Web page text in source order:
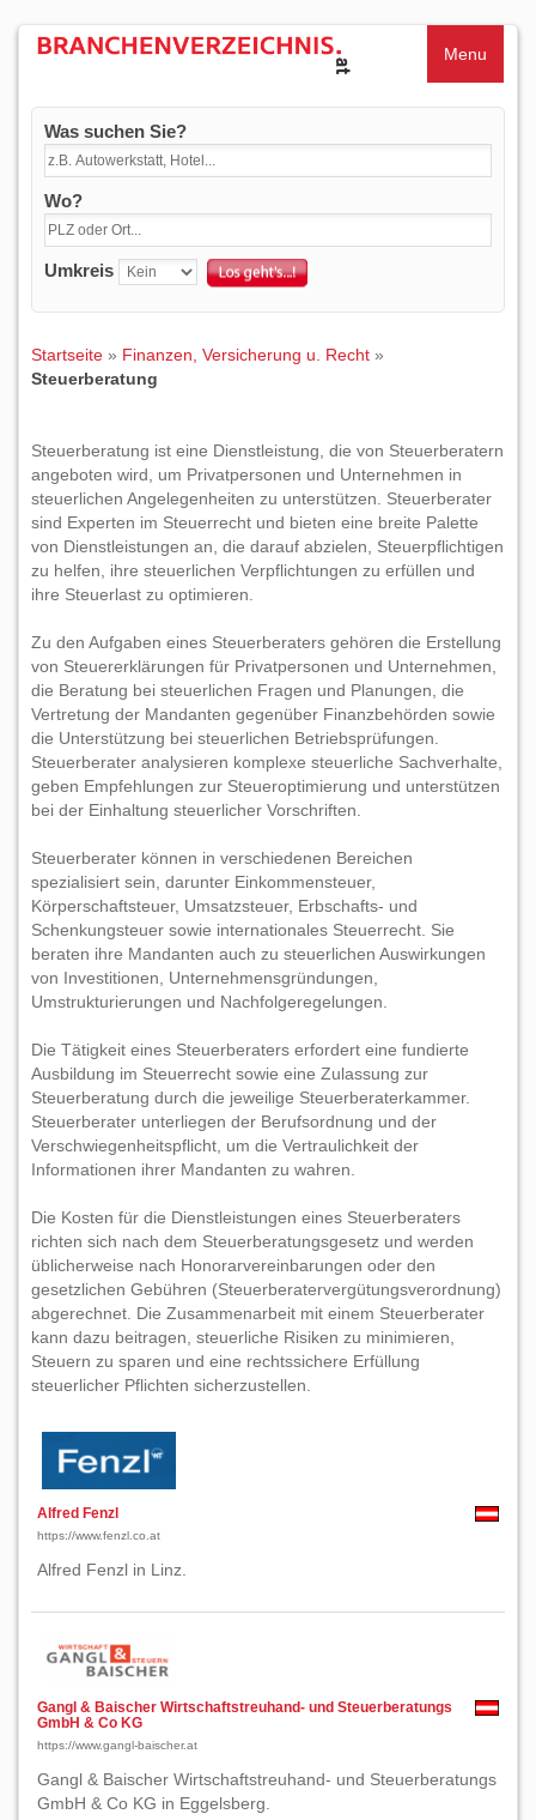
Menu
Was suchen Sie?
Wo?
Umkreis
Startseite » Finanzen, Versicherung u. Recht »
Steuerberatung
Steuerberatung ist eine Dienstleistung, die von Steuerberatern
angeboten wird, um Privatpersonen und Unternehmen in
steuerlichen Angelegenheiten zu unterstützen. Steuerberater
sind Experten im Steuerrecht und bieten eine breite Palette
von Dienstleistungen an, die darauf abzielen, Steuerpflichtigen
zu helfen, ihre steuerlichen Verpflichtungen zu erfüllen und
ihre Steuerlast zu optimieren.
Zu den Aufgaben eines Steuerberaters gehören die Erstellung
von Steuererklärungen für Privatpersonen und Unternehmen,
die Beratung bei steuerlichen Fragen und Planungen, die
Vertretung der Mandanten gegenüber Finanzbehörden sowie
die Unterstützung bei steuerlichen Betriebsprüfungen.
Steuerberater analysieren komplexe steuerliche Sachverhalte,
geben Empfehlungen zur Steueroptimierung und unterstützen
bei der Einhaltung steuerlicher Vorschriften.
Steuerberater können in verschiedenen Bereichen
spezialisiert sein, darunter Einkommensteuer,
Körperschaftsteuer, Umsatzsteuer, Erbschafts- und
Schenkungsteuer sowie internationales Steuerrecht. Sie
beraten ihre Mandanten auch zu steuerlichen Auswirkungen
von Investitionen, Unternehmensgründungen,
Umstrukturierungen und Nachfolgeregelungen.
Die Tätigkeit eines Steuerberaters erfordert eine fundierte
Ausbildung im Steuerrecht sowie eine Zulassung zur
Steuerberatung durch die jeweilige Steuerberaterkammer.
Steuerberater unterliegen der Berufsordnung und der
Verschwiegenheitspflicht, um die Vertraulichkeit der
Informationen ihrer Mandanten zu wahren.
Die Kosten für die Dienstleistungen eines Steuerberaters
richten sich nach dem Steuerberatungsgesetz und werden
üblicherweise nach Honorarvereinbarungen oder den
gesetzlichen Gebühren (Steuerberatervergütungsverordnung)
abgerechnet. Die Zusammenarbeit mit einem Steuerberater
kann dazu beitragen, steuerliche Risiken zu minimieren,
Steuern zu sparen und eine rechtssichere Erfüllung
steuerlicher Pflichten sicherzustellen.
Alfred Fenzl
https://www.fenzl.co.at
Alfred Fenzl in Linz.
Gangl & Baischer Wirtschaftstreuhand- und Steuerberatungs
GmbH & Co KG
https://www.gangl-baischer.at
Gangl & Baischer Wirtschaftstreuhand- und Steuerberatungs
GmbH & Co KG in Eggelsberg.